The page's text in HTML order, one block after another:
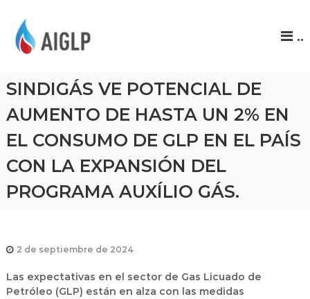
P
..
SINDIGÁS VE POTENCIAL DE
AUMENTO DE HASTA UN 2% EN
EL CONSUMO DE GLP EN EL PAÍS
CON LA EXPANSIÓN DEL
PROGRAMA AUXÍLIO GÁS.
2 de septiembre de 2024
Las expectativas en el sector de Gas Licuado de
Petróleo (GLP) están en alza con las medidas